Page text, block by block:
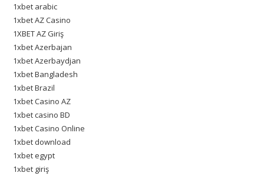
1xbet arabic
1xbet AZ Casino
1XBET AZ Giriş
1xbet Azerbajan
1xbet Azerbaydjan
1xbet Bangladesh
1xbet Brazil
1xbet Casino AZ
1xbet casino BD
1xbet Casino Online
1xbet download
1xbet egypt
1xbet giriş